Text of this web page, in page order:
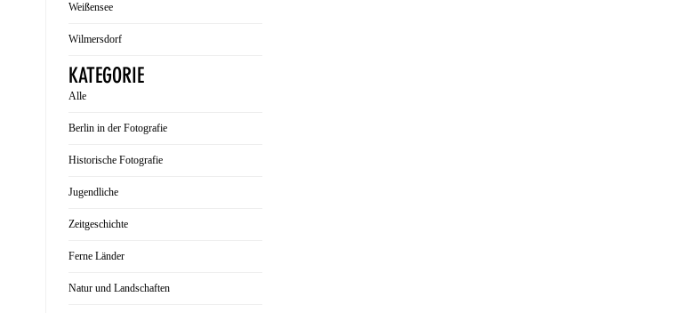
Weißensee
Wilmersdorf
KATEGORIE
Alle
Berlin in der Fotografie
Historische Fotografie
Jugendliche
Zeitgeschichte
Ferne Länder
Natur und Landschaften